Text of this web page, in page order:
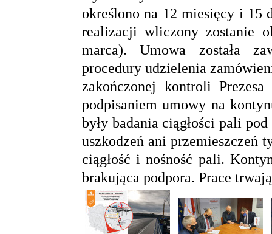
określono na 12 miesięcy i 15
realizacji wliczony zostanie
marca). Umowa została
procedury udzielenia
zakończonej kontroli
podpisaniem umowy na
były badania ciągłości pali
uszkodzeń ani przemieszczeń
ciągłość i nośność pali.
brakująca podpora. Prace